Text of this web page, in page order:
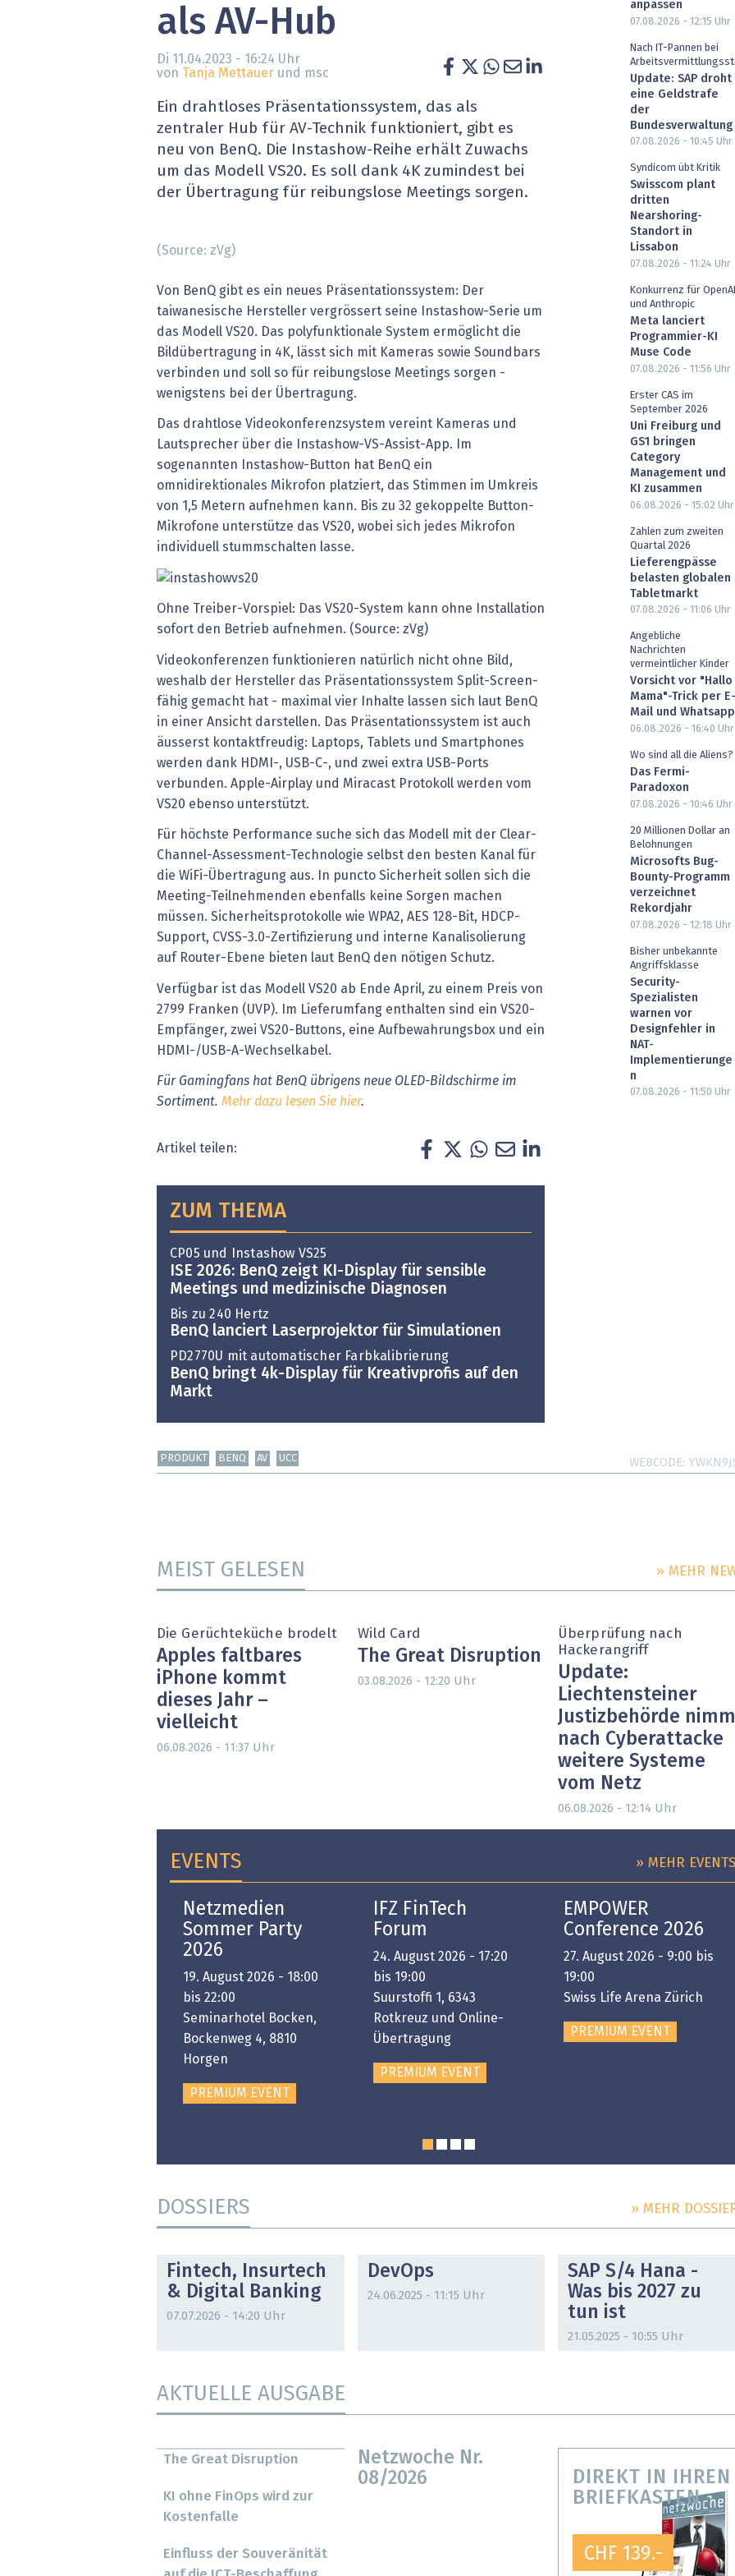
» alle News Gesundheit wird digital
EU-DSGVO
XaaS, Managed Services & Co.
Digital Banking
Artificial Intelligence
Fintech & Insurtech
Professional AV & Digital Signage
als AV-Hub
Di 11.04.2023 - 16:24 Uhr
von Tanja Mettauer und msc
Ein drahtloses Präsentationssystem, das als
zentraler Hub für AV-Technik funktioniert, gibt es
neu von BenQ. Die Instashow-Reihe erhält Zuwachs
um das Modell VS20. Es soll dank 4K zumindest bei
der Übertragung für reibungslose Meetings sorgen.
(Source: zVg)
Von BenQ gibt es ein neues Präsentationssystem: Der
taiwanesische Hersteller vergrössert seine Instashow-Serie um
das Modell VS20. Das polyfunktionale System ermöglicht die
Bildübertragung in 4K, lässt sich mit Kameras sowie Soundbars
verbinden und soll so für reibungslose Meetings sorgen -
wenigstens bei der Übertragung.
Das drahtlose Videokonferenzsystem vereint Kameras und
Lautsprecher über die Instashow-VS-Assist-App. Im
sogenannten Instashow-Button hat BenQ ein
omnidirektionales Mikrofon platziert, das Stimmen im Umkreis
von 1,5 Metern aufnehmen kann. Bis zu 32 gekoppelte Button-
Mikrofone unterstütze das VS20, wobei sich jedes Mikrofon
individuell stummschalten lasse.
Ohne Treiber-Vorspiel: Das VS20-System kann ohne Installation
sofort den Betrieb aufnehmen. (Source: zVg)
Videokonferenzen funktionieren natürlich nicht ohne Bild,
weshalb der Hersteller das Präsentationssystem Split-Screen-
fähig gemacht hat - maximal vier Inhalte lassen sich laut BenQ
in einer Ansicht darstellen. Das Präsentationssystem ist auch
äusserst kontaktfreudig: Laptops, Tablets und Smartphones
werden dank HDMI-, USB-C-, und zwei extra USB-Ports
verbunden. Apple-Airplay und Miracast Protokoll werden vom
VS20 ebenso unterstützt.
Für höchste Performance suche sich das Modell mit der Clear-
Channel-Assessment-Technologie selbst den besten Kanal für
die WiFi-Übertragung aus. In puncto Sicherheit sollen sich die
Meeting-Teilnehmenden ebenfalls keine Sorgen machen
müssen. Sicherheitsprotokolle wie WPA2, AES 128-Bit, HDCP-
Support, CVSS-3.0-Zertifizierung und interne Kanalisolierung
auf Router-Ebene bieten laut BenQ den nötigen Schutz.
Verfügbar ist das Modell VS20 ab Ende April, zu einem Preis von
2799 Franken (UVP). Im Lieferumfang enthalten sind ein VS20-
Empfänger, zwei VS20-Buttons, eine Aufbewahrungsbox und ein
HDMI-/USB-A-Wechselkabel.
Für Gamingfans hat BenQ übrigens neue OLED-Bildschirme im
Sortiment. Mehr dazu lesen Sie hier.
Artikel teilen:
ZUM THEMA
CP05 und Instashow VS25
ISE 2026: BenQ zeigt KI-Display für sensible
Meetings und medizinische Diagnosen
Bis zu 240 Hertz
BenQ lanciert Laserprojektor für Simulationen
PD2770U mit automatischer Farbkalibrierung
BenQ bringt 4k-Display für Kreativprofis auf den
Markt
anpassen
07.08.2026 - 12:15 Uhr
Nach IT-Pannen bei
Update: SAP droht
eine Geldstrafe
der
Bundesverwaltung
07.08.2026 - 10:45 Uhr
Syndicom übt Kritik
Swisscom plant
dritten
Nearshoring-
Standort in
Lissabon
07.08.2026 - 11:24 Uhr
Konkurrenz für OpenAI
und Anthropic
Meta lanciert
Programmier-KI
Muse Code
07.08.2026 - 11:56 Uhr
Erster CAS im
September 2026
Uni Freiburg und
GS1 bringen
Category
Management und
KI zusammen
06.08.2026 - 15:02 Uhr
Zahlen zum zweiten
Quartal 2026
Lieferengpässe
belasten globalen
Tabletmarkt
07.08.2026 - 11:06 Uhr
Angebliche
Nachrichten
vermeintlicher Kinder
Vorsicht vor "Hallo
Mama"-Trick per E-
Mail und Whatsapp
06.08.2026 - 16:40 Uhr
Wo sind all die Aliens?
Das Fermi-
Paradoxon
07.08.2026 - 10:46 Uhr
20 Millionen Dollar an
Belohnungen
Microsofts Bug-
Bounty-Programm
verzeichnet
Rekordjahr
07.08.2026 - 12:18 Uhr
Bisher unbekannte
Angriffsklasse
Security-
Spezialisten
warnen vor
Designfehler in
NAT-
Implementierunge
n
07.08.2026 - 11:50 Uhr
PRODUKT BENQ AV UCC WEBCODE
MEIST GELESEN » MEHR
Die Gerüchteküche brodelt
Apples faltbares
iPhone kommt
dieses Jahr –
vielleicht
06.08.2026 - 11:37 Uhr
Wild Card
The Great Disruption
03.08.2026 - 12:20 Uhr
Überprüfung nach
Hackerangriff
Update:
Liechtensteiner
Justizbehörde
nach Cyberattacke
weitere Systeme
vom Netz
06.08.2026 - 12:14 Uhr
EVENTS » MEHR
Netzmedien
Sommer Party
2026
19. August 2026 - 18:00
bis 22:00
Seminarhotel Bocken,
Bockenweg 4, 8810
Horgen
PREMIUM EVENT
IFZ FinTech
Forum
24. August 2026 - 17:20
bis 19:00
Suurstoffi 1, 6343
Rotkreuz und Online-
Übertragung
PREMIUM EVENT
EMPOWER
Conference 2026
27. August 2026 - 9:00 bis
19:00
Swiss Life Arena Zürich
PREMIUM EVENT
DOSSIERS » MEHR
Fintech, Insurtech
& Digital Banking
07.07.2026 - 14:20 Uhr
DevOps
24.06.2025 - 11:15 Uhr
SAP S/4 Hana -
Was bis 2027 zu
tun ist
21.05.2025 - 10:55 Uhr
AKTUELLE AUSGABE
Netzwoche Nr.
08/2026
The Great Disruption
KI ohne FinOps wird zur
Kostenfalle
Einfluss der Souveränität
DIREKT IN IHREN
BRIEFKASTEN
CHF 139.-